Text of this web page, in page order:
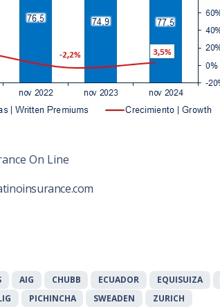
On Line
AIG CHUBB ECUADOR EQUISUIZA
PICHINCHA SWEADEN ZURICH